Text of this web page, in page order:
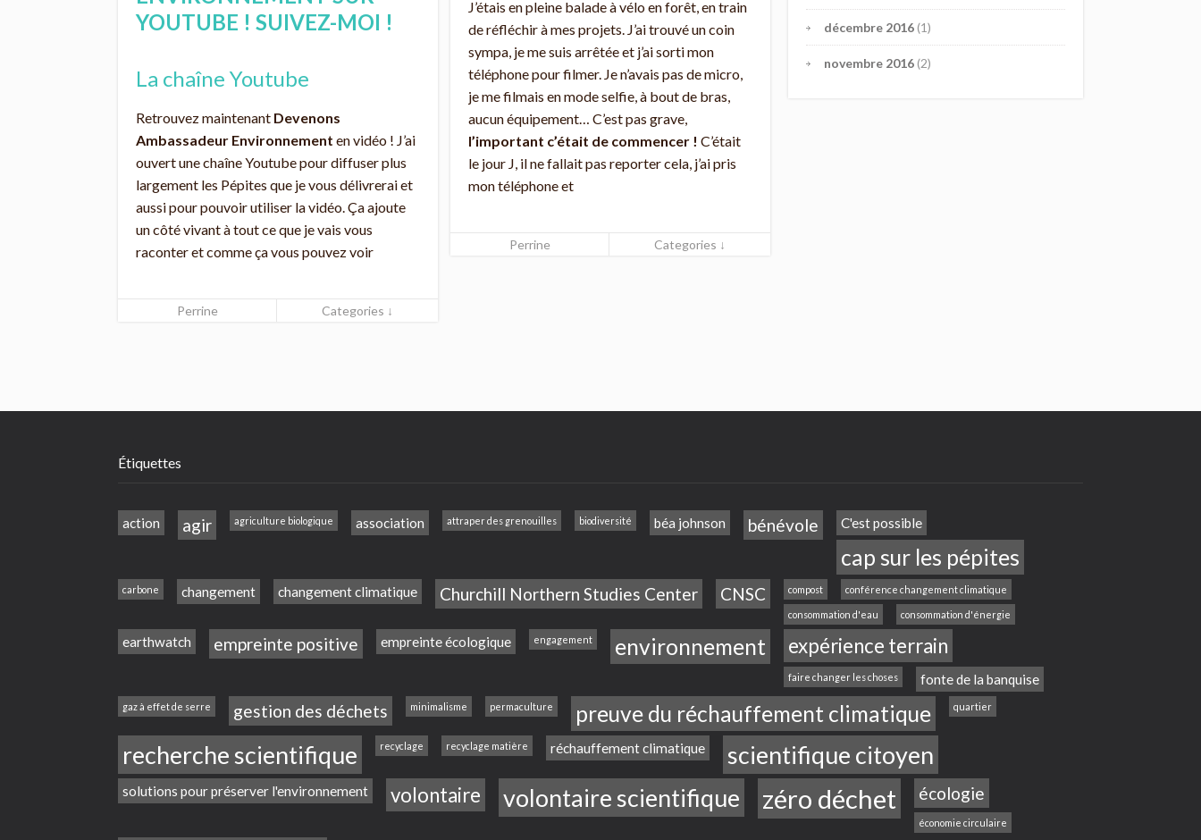
J’étais en pleine balade à vélo en forêt, en train
de réfléchir à mes projets. J’ai trouvé un coin
sympa, je me suis arrêtée et j’ai sorti mon
téléphone pour filmer. Je n’avais pas de micro,
je me filmais en mode selfie, à bout de bras,
aucun équipement… C’est pas grave,
l’important c’était de commencer ! C’était
le jour J, il ne fallait pas reporter cela, j’ai pris
mon téléphone et
Perrine Categories ↓
YOUTUBE ! SUIVEZ-MOI !
La chaîne Youtube
Retrouvez maintenant Devenons
Ambassadeur Environnement en vidéo ! J’ai
ouvert une chaîne Youtube pour diffuser plus
largement les Pépites que je vous délivrerai et
aussi pour pouvoir utiliser la vidéo. Ça ajoute
un côté vivant à tout ce que je vais vous
raconter et comme ça vous pouvez voir
Perrine Categories ↓
décembre 2016 (1)
novembre 2016 (2)
Étiquettes
action agir agriculture biologique association attraper des grenouilles biodiversité béa johnson bénévole C'est possible
cap sur les pépites
carbone changement changement climatique Churchill Northern Studies Center CNSC compost conférence changement climatique
consommation d'eau consommation d'énergie
earthwatch empreinte positive empreinte écologique engagement environnement expérience terrain
faire changer les choses fonte de la banquise
gaz à effet de serre gestion des déchets minimalisme permaculture preuve du réchauffement climatique quartier
recherche scientifique recyclage recyclage matière réchauffement climatique scientifique citoyen
solutions pour préserver l'environnement volontaire volontaire scientifique zéro déchet écologie
économie circulaire